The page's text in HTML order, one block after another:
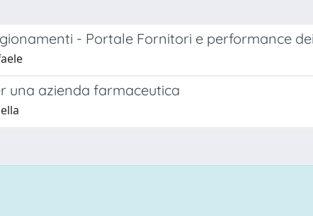
- Portale Fornitori e performance
una azienda farmaceutica